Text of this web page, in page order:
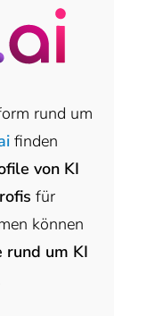
rund um
finden
von KI
für
können
rund um KI